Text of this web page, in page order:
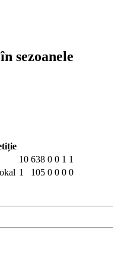
sezoanele
10 638 0 0 1 1
1 105 0 0 0 0